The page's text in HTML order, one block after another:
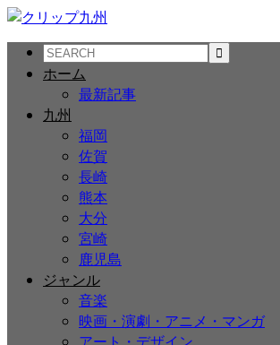
ホーム
最新記事
九州
福岡
佐賀
長崎
熊本
大分
宮崎
鹿児島
ジャンル
音楽
映画・演劇・アニメ・マンガ